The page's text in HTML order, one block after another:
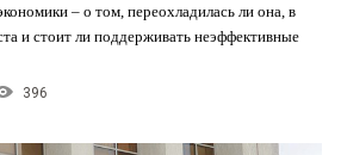
– о том, переохладилась ли она, в
и стоит ли поддерживать неэффективные
396